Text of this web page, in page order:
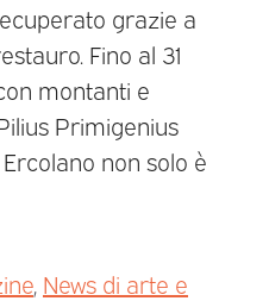
grazie a
Fino al 31
montanti e
Primigenius
non solo è
, News di arte e